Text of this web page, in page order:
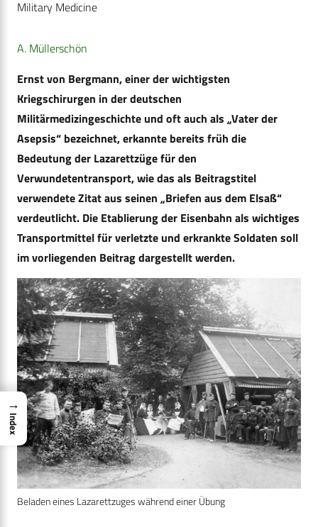
Military Medicine
A. Müllerschön
Ernst von Bergmann, einer der wichtigsten
Kriegschirurgen in der deutschen
Militärmedizingeschichte und oft auch als „Vater der
Asepsis“ bezeichnet, erkannte bereits früh die
Bedeutung der Lazarettzüge für den
Verwundetentransport, wie das als Beitragstitel
verwendete Zitat aus seinen „Briefen aus dem Elsaß“
verdeutlicht. Die Etablierung der Eisenbahn als wichtiges
Transportmittel für verletzte und erkrankte Soldaten soll
im vorliegenden Beitrag dargestellt werden.
Beladen eines Lazarettzuges während einer Übung
→
Index